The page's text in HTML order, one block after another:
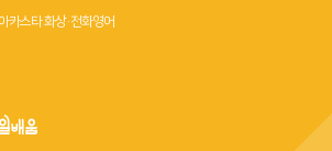
아카스타 화상·전화영어